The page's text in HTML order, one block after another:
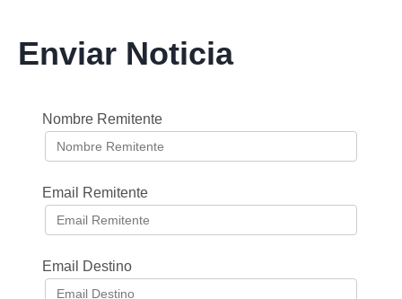
Enviar Noticia
Nombre Remitente
Email Remitente
Email Destino